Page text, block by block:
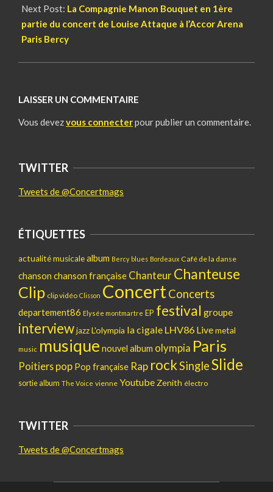
Next Post: La Compagnie Manon Bouquet en 1ère
partie du concert de Louise Attaque à l’Accor Arena
Paris Bercy
LAISSER UN COMMENTAIRE
Vous devezvous connecterpour publier un commentaire.
TWITTER
Tweets de @Concertmags
ÉTIQUETTES
actualité musicalealbum Bercy blues Bordeaux Café de la danse
chanson chanson française ChanteurChanteuse
Clip clip vidéo Clisson Concert Concerts
departement86 Elysée montmartre EP festival groupe
interviewjazzL'olympia la cigale LHV86 Livemetal
music musique nouvel album olympia Paris
Poitiers pop Pop française Rap rockSingleSlide
sortie album The Voice vienne Youtube Zenith électro
TWITTER
Tweets de @Concertmags